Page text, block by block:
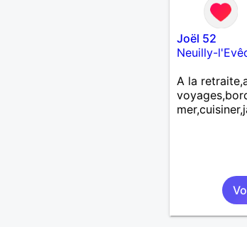
Joël 52
Neuilly-
A la